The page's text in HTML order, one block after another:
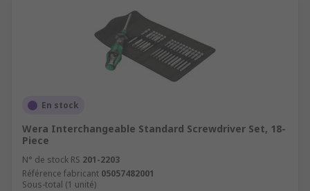
En stock
Wera Interchangeable Standard Screwdriver Set, 18-
Piece
N° de stock RS 201-2203
Référence fabricant 05057482001
Sous-total (1 unité)